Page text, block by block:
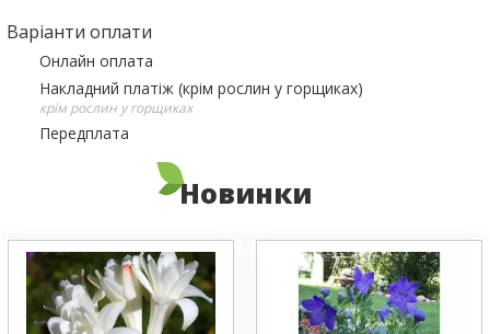
Варіанти оплати
Онлайн оплата
Накладний платіж (крім рослин у горщиках)
крім рослин у горщиках
Передплата
Новинки